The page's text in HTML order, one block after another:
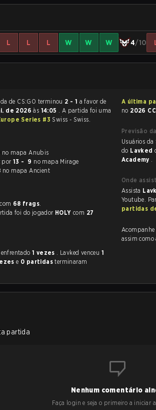
L L L W W W 4/10
A partida de CS:GO terminou 2 - 1 a favor de
de 2026às 14:05 . A partida foi uma
Series #3 Swiss - Swiss.
no mapa Anubis
por 13 - 9 no mapa Mirage
no mapa Ancient
com 68 frags.
foi do jogador HOLY com 27
Lavked e HEROIC Academy haviam se enfrentado 1 vezes . Lavked venceu 1
e 0 partidasterminaram
A última
no 2026
Previsão
Usuários da Strafe tem um favorito absoluto para a
do Lavked
Academy .
Onde
Assista
Youtube.
partidas
Acompanhe
assim
partida
Nenhum comentário
Faça login e seja o primeiro a iniciar